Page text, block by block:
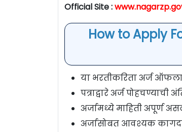
Official Site :
How to Apply
या भरतीकरिता अर्ज
पत्राद्वारे अर्ज पोहचण्याची
अर्जामध्ये माहिती अपूर्ण
अर्जासोबत आवश्यक